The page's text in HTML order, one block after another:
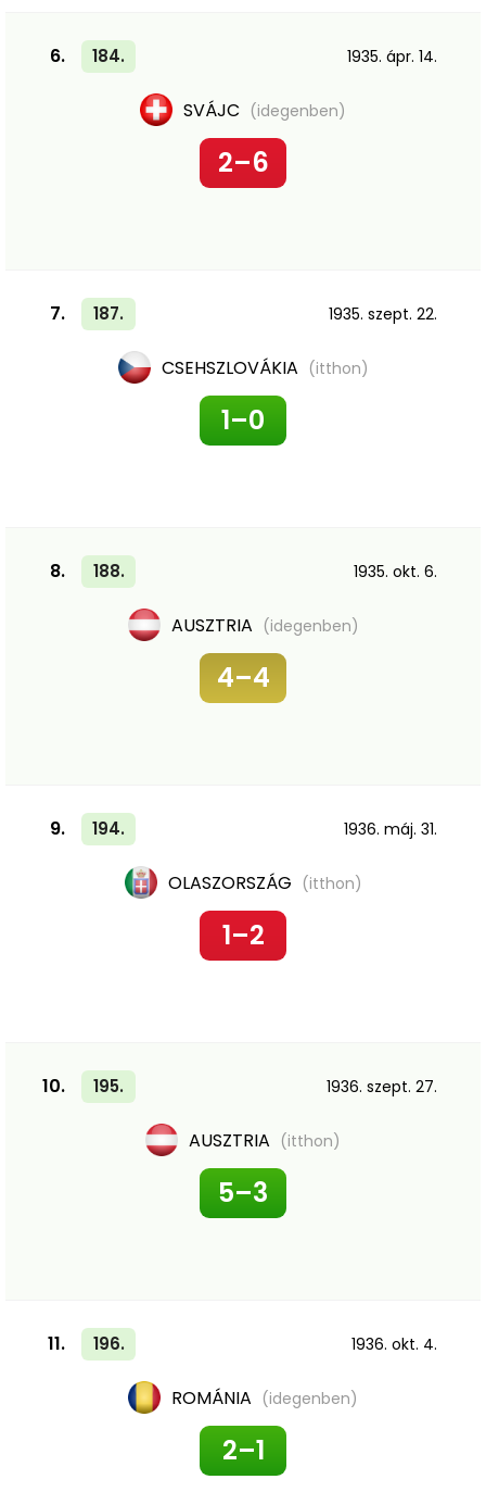
6. 184. 1935. ápr. 14.
SVÁJC (idegenben)
2–6
7. 187. 1935. szept. 22.
CSEHSZLOVÁKIA (itthon)
1–0
8. 188. 1935. okt. 6.
AUSZTRIA (idegenben)
4–4
9. 194. 1936. máj. 31.
OLASZORSZÁG (itthon)
1–2
10. 195. 1936. szept. 27.
AUSZTRIA (itthon)
5–3
11. 196. 1936. okt. 4.
ROMÁNIA (idegenben)
2–1